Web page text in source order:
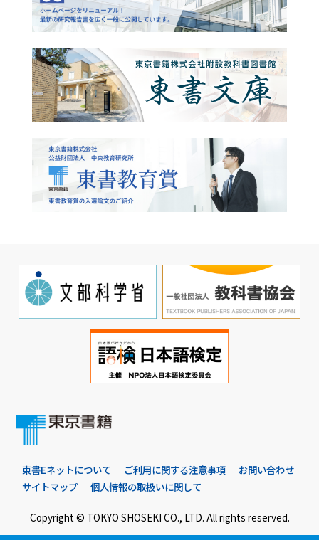
東書Eネットについて ご利用に関する注意事項
お問い合わせ
サイトマップ
個人情報の取扱いに関して
Copyright © TOKYO SHOSEKI CO., LTD. All rights reserved.